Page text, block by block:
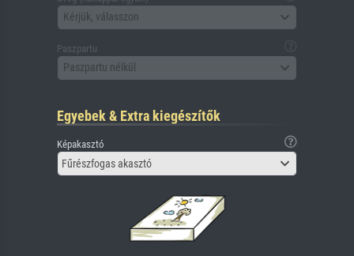
Kérjük, válasszon
Paszpartu
Paszpartu nélkül
Egyebek & Extra kiegészítők
Képakasztó
Fűrészfogas akasztó